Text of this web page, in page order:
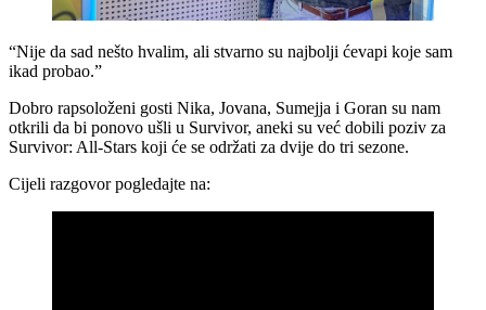
“Nije da sad nešto hvalim, ali stvarno su najbolji ćevapi koje sam
ikad probao.”
Dobro rapsoloženi gosti Nika, Jovana, Sumejja i Goran su nam
otkrili da bi ponovo ušli u Survivor, aneki su već dobili poziv za
Survivor: All-Stars koji će se održati za dvije do tri sezone.
Cijeli razgovor pogledajte na: